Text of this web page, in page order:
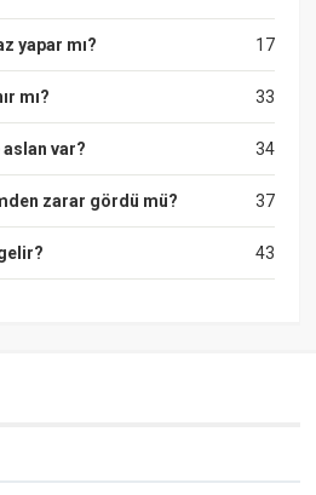
17
yapar mı?
33
mı?
34
var?
37
zarar gördü mü?
43